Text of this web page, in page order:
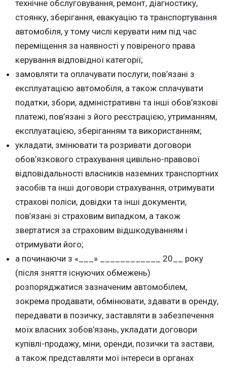
технічне обслуговування, ремонт, діагностику,
стоянку, зберігання, евакуацію та транспортування
автомобіля, у тому числі керувати ним під час
переміщення за наявності у повіреного права
керування відповідної категорії;
замовляти та оплачувати послуги, пов’язані з
експлуатацією автомобіля, а також сплачувати
податки, збори, адміністративні та інші обов’язкові
платежі, пов’язані з його реєстрацією, утриманням,
експлуатацією, зберіганням та використанням;
укладати, змінювати та розривати договори
обов’язкового страхування цивільно-правової
відповідальності власників наземних транспортних
засобів та інші договори страхування, отримувати
страхові поліси, довідки та інші документи,
пов’язані зі страховим випадком, а також
звертатися за страховим відшкодуванням і
отримувати його;
а починаючи з «___» ____________ 20__ року
(після зняття існуючих обмежень)
розпоряджатися зазначеним автомобілем,
зокрема продавати, обмінювати, здавати в оренду,
передавати в позичку, заставляти в забезпечення
моїх власних зобов’язань, укладати договори
купівлі-продажу, міни, оренди, позички та застави,
а також представляти мої інтереси в органах